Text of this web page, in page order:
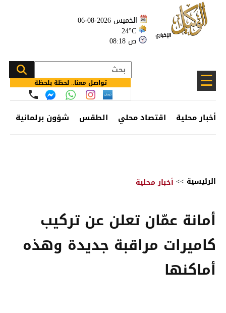
الخميس 2026-08-06
24°C
08:18 ص
☰ تواصل معنا.. لحظة بلحظة
أخبار محلية اقتصاد محلي الطقس شؤون برلمانية
الرئيسية >> أخبار محلية
أمانة عمّان تعلن عن تركيب
كاميرات مراقبة جديدة وهذه
أماكنها